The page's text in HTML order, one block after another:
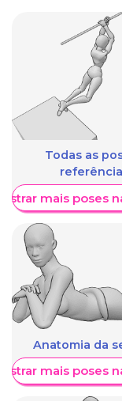
Todas as
referência
mais poses
Anatomia da
mais poses